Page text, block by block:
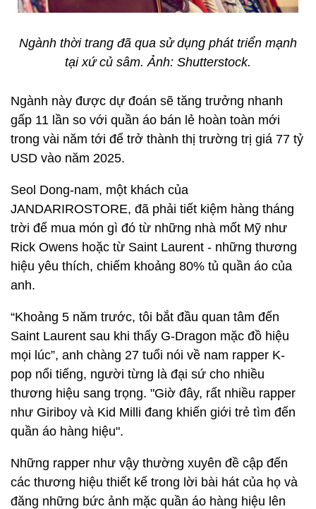
Ngành thời trang đã qua sử dụng phát triển mạnh
tại xứ củ sâm. Ảnh: Shutterstock.
Ngành này được dự đoán sẽ tăng trưởng nhanh
gấp 11 lần so với quần áo bán lẻ hoàn toàn mới
trong vài năm tới để trở thành thị trường trị giá 77 tỷ
USD vào năm 2025.
Seol Dong-nam, một khách của
JANDARIROSTORE, đã phải tiết kiệm hàng tháng
trời để mua món gì đó từ những nhà mốt Mỹ như
Rick Owens hoặc từ Saint Laurent - những thương
hiệu yêu thích, chiếm khoảng 80% tủ quần áo của
anh.
“Khoảng 5 năm trước, tôi bắt đầu quan tâm đến
Saint Laurent sau khi thấy G-Dragon mặc đồ hiệu
mọi lúc”, anh chàng 27 tuổi nói về nam rapper K-
pop nổi tiếng, người từng là đại sứ cho nhiều
thương hiệu sang trọng. "Giờ đây, rất nhiều rapper
như Giriboy và Kid Milli đang khiến giới trẻ tìm đến
quần áo hàng hiệu".
Những rapper như vậy thường xuyên đề cập đến
các thương hiệu thiết kế trong lời bài hát của họ và
đăng những bức ảnh mặc quần áo hàng hiệu lên